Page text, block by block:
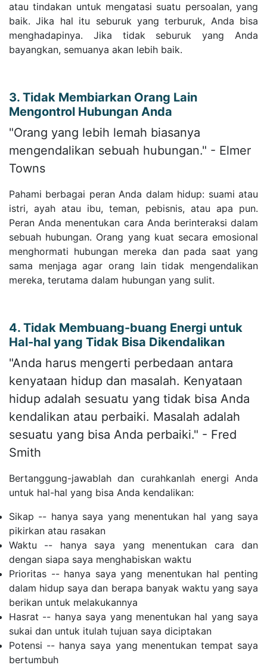
atau tindakan untuk mengatasi suatu persoalan, yang
baik. Jika hal itu seburuk yang terburuk, Anda bisa
menghadapinya. Jika tidak seburuk yang Anda
bayangkan, semuanya akan lebih baik.
3. Tidak Membiarkan Orang Lain
Mengontrol Hubungan Anda
"Orang yang lebih lemah biasanya
mengendalikan sebuah hubungan." - Elmer
Towns
Pahami berbagai peran Anda dalam hidup: suami atau
istri, ayah atau ibu, teman, pebisnis, atau apa pun.
Peran Anda menentukan cara Anda berinteraksi dalam
sebuah hubungan. Orang yang kuat secara emosional
menghormati hubungan mereka dan pada saat yang
sama menjaga agar orang lain tidak mengendalikan
mereka, terutama dalam hubungan yang sulit.
4. Tidak Membuang-buang Energi untuk
Hal-hal yang Tidak Bisa Dikendalikan
"Anda harus mengerti perbedaan antara
kenyataan hidup dan masalah. Kenyataan
hidup adalah sesuatu yang tidak bisa Anda
kendalikan atau perbaiki. Masalah adalah
sesuatu yang bisa Anda perbaiki." - Fred
Smith
Bertanggung-jawablah dan curahkanlah energi Anda
untuk hal-hal yang bisa Anda kendalikan:
Sikap -- hanya saya yang menentukan hal yang saya
pikirkan atau rasakan
Waktu -- hanya saya yang menentukan cara dan
dengan siapa saya menghabiskan waktu
Prioritas -- hanya saya yang menentukan hal penting
dalam hidup saya dan berapa banyak waktu yang saya
berikan untuk melakukannya
Hasrat -- hanya saya yang menentukan hal yang saya
sukai dan untuk itulah tujuan saya diciptakan
Potensi -- hanya saya yang menentukan tempat saya
bertumbuh